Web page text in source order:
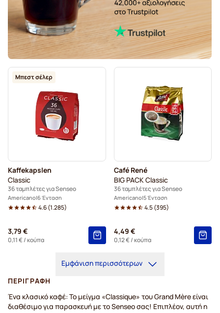
Μπεστ σέλερ
Kaffekapslen
Classic
36 ταμπλέτες για Senseo
Americano 6 Ένταση
4.6(1.285)
3,79 €
0,11 €/ κούπα
Café René
BIG PACK Classic
36 ταμπλέτες για Senseo
Americano 5 Ένταση
4.5(395)
4,49 €
0,12 €/ κούπα
Εμφάνιση περισσότερων
ΠΕΡΙΓΡΑΦΉ
Ένα κλασικό καφέ: Το μείγμα «Classique» του Grand Mère είναι
διαθέσιμο για παρασκευή με το Senseo σας! Επιπλέον, αυτή η